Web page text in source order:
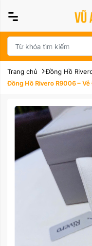
Trang chủ
Đồng Hồ
Đồng Hồ Rivero R9006 –